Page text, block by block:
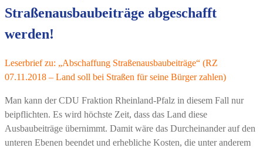
Straßenausbaubeiträge abgeschafft
werden!
Leserbrief zu: „Abschaffung Straßenausbaubeiträge“ (RZ
07.11.2018 – Land soll bei Straßen für seine Bürger zahlen)
Man kann der CDU Fraktion Rheinland-Pfalz in diesem Fall nur
beipflichten. Es wird höchste Zeit, dass das Land diese
Ausbaubeiträge übernimmt. Damit wäre das Durcheinander auf den
unteren Ebenen beendet und erhebliche Kosten, die unter anderem